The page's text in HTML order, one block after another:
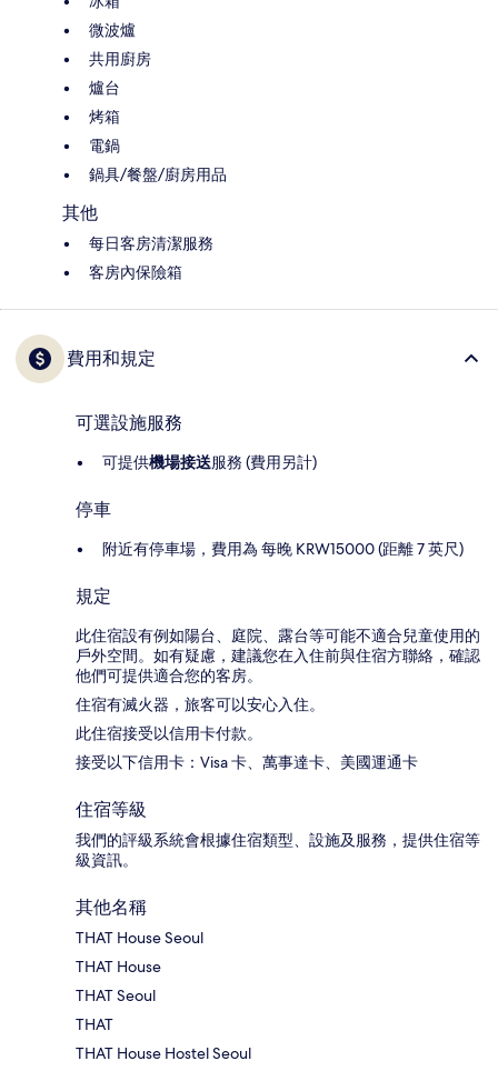
微波爐
共用廚房
爐台
烤箱
電鍋
鍋具/餐盤/廚房用品
其他
每日客房清潔服務
客房內保險箱
費用和規定
可選設施服務
可提供機場接送服務 (費用另計)
停車
附近有停車場，費用為 每晚 KRW15000 (距離 7 英尺)
規定
此住宿設有例如陽台、庭院、露台等可能不適合兒童使用的
戶外空間。如有疑慮，建議您在入住前與住宿方聯絡，確認
他們可提供適合您的客房。
住宿有滅火器，旅客可以安心入住。
此住宿接受以信用卡付款。
接受以下信用卡：Visa 卡、萬事達卡、美國運通卡
住宿等級
我們的評級系統會根據住宿類型、設施及服務，提供住宿等
級資訊。
其他名稱
THAT House Seoul
THAT House
THAT Seoul
THAT
THAT House Hostel Seoul